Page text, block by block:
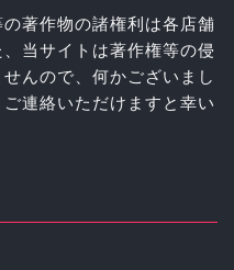
著作物の諸権利は各店舗
当サイトは著作権等の侵
んので、何かございまし
連絡いただけますと幸い